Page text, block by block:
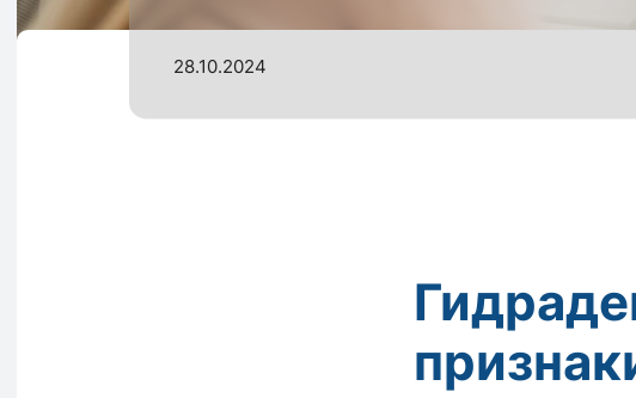
28.10.2024